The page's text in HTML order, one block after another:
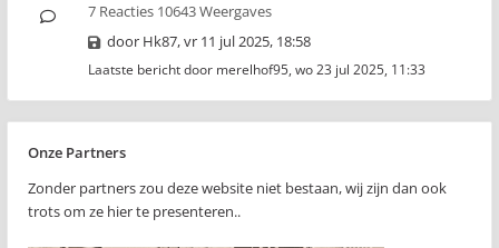
7 Reacties 10643 Weergaves
door Hk87,vr 11 jul 2025, 18:58
Laatste bericht door merelhof95, wo 23 jul 2025, 11:33
Onze Partners
Zonder partners zou deze website niet bestaan, wij zijn dan ook
trots om ze hier te presenteren..